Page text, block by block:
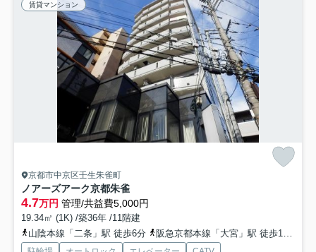
賃貸マンション
京都市中京区壬生朱雀町
ノアーズアーク京都朱雀
4.7万円 管理/共益費5,000円
19.34㎡ (1K) /築36年 /11階建
山陰本線「二条」駅 徒歩6分
阪急京都本線「大宮」駅 徒歩11分